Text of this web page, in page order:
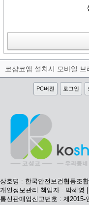
PC버전 로그인
상호명 : 한국안전보건협동조
개인정보관리 책임자 : 박혜영
통신판매업신고번호 : 제2015-